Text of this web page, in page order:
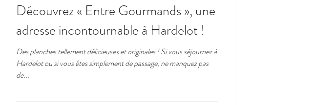
Découvrez « Entre Gourmands », une
adresse incontournable à Hardelot !
Des planches tellement délicieuses et originales ! Si vous séjournez à
Hardelot ou si vous êtes simplement de passage, ne manquez pas
de...